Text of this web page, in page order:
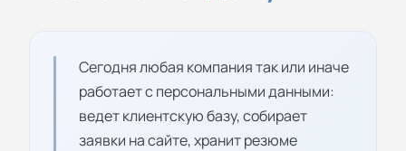
Сегодня любая компания так или иначе
работает с персональными данными:
ведет клиентскую базу, собирает
заявки на сайте, хранит резюме